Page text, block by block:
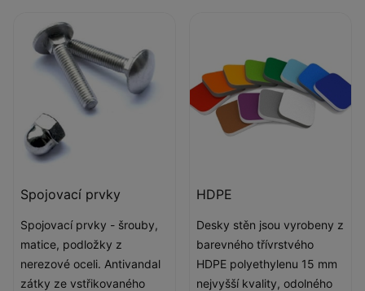
Spojovací prvky
Spojovací prvky - šrouby,
matice, podložky z
nerezové oceli. Antivandal
zátky ze vstřikovaného
HDPE
Desky stěn jsou vyrobeny z
barevného třívrstvého
HDPE polyethylenu 15 mm
nejvyšší kvality, odolného